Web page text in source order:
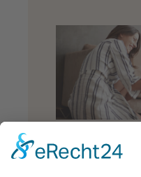
- IT-Projektleiter